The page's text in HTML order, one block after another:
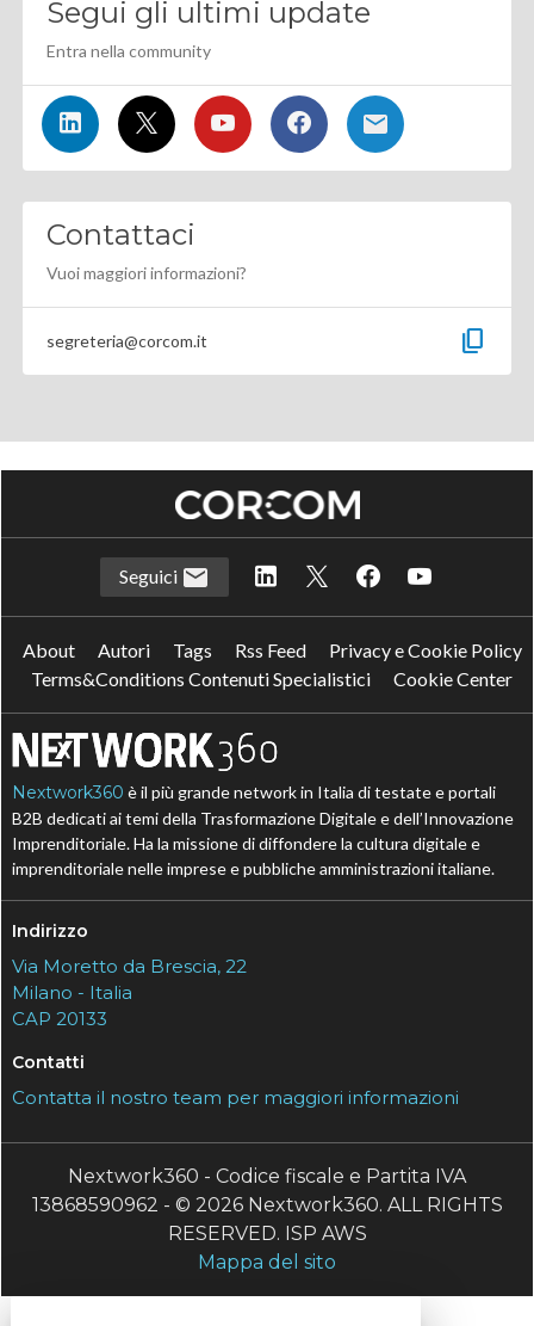
Segui gli ultimi update
Entra nella community
Contattaci
Vuoi maggiori informazioni?
segreteria@corcom.it content_copy
Seguici
About Autori Tags Rss Feed
Privacy e Cookie Policy
Terms&Conditions Contenuti Specialistici
Cookie Center
Nextwork360 è il più grande network in Italia di testate e portali
B2B dedicati ai temi della Trasformazione Digitale e dell’Innovazione
Imprenditoriale. Ha la missione di diffondere la cultura digitale e
imprenditoriale nelle imprese e pubbliche amministrazioni italiane.
Indirizzo
Via Moretto da Brescia, 22
Milano - Italia
CAP 20133
Contatti
Contatta il nostro team per maggiori informazioni
Nextwork360 - Codice fiscale e Partita IVA
13868590962 - © 2026 Nextwork360. ALL RIGHTS
RESERVED. ISP AWS
Mappa del sito